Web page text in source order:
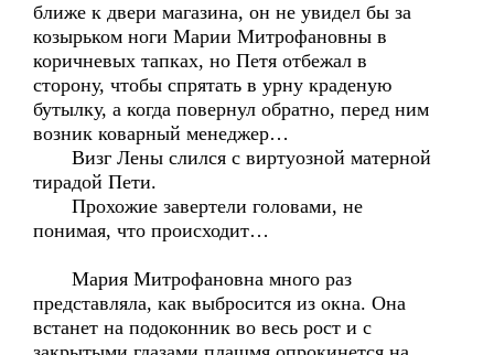
ближе к двери магазина, он не увидел бы за
козырьком ноги Марии Митрофановны в
коричневых тапках, но Петя отбежал в
сторону, чтобы спрятать в урну краденую
бутылку, а когда повернул обратно, перед ним
возник коварный менеджер…
Визг Лены слился с виртуозной матерной
тирадой Пети.
Прохожие завертели головами, не
понимая, что происходит…
Мария Митрофановна много раз
представляла, как выбросится из окна. Она
встанет на подоконник во весь рост и с